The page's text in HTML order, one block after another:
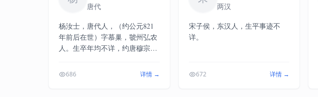
王。
唐代
杨汝士，唐代人，（约公元821
年前后在世）字慕巢，虢州弘农
人。生卒年均不详，约唐穆宗长
元八o九年）登进士第。牛僧
686 详情 →
两汉
宋子侯，东汉人，生平事迹不
详。
672 详情 →